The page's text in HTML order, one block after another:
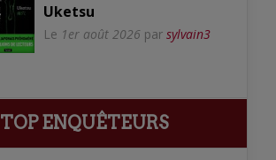
Uketsu
Le 1er août 2026 par sylvain3
TOP ENQUÊTEURS